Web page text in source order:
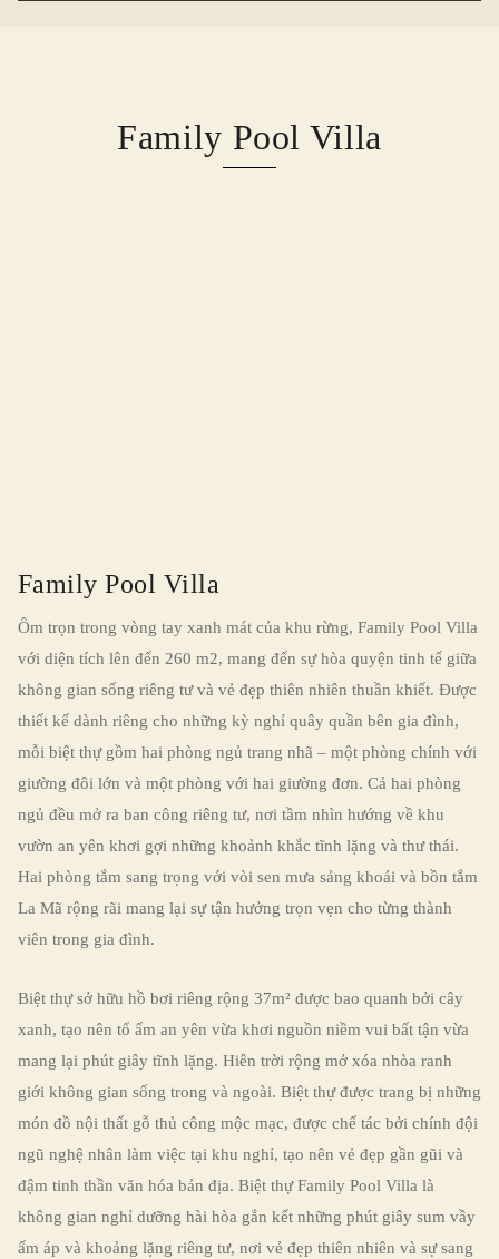
Family Pool Villa
Family Pool Villa
Ôm trọn trong vòng tay xanh mát của khu rừng, Family Pool Villa
với diện tích lên đến 260 m2, mang đến sự hòa quyện tinh tế giữa
không gian sống riêng tư và vẻ đẹp thiên nhiên thuần khiết. Được
thiết kế dành riêng cho những kỳ nghỉ quây quần bên gia đình,
mỗi biệt thự gồm hai phòng ngủ trang nhã – một phòng chính với
giường đôi lớn và một phòng với hai giường đơn. Cả hai phòng
ngủ đều mở ra ban công riêng tư, nơi tầm nhìn hướng về khu
vườn an yên khơi gợi những khoảnh khắc tĩnh lặng và thư thái.
Hai phòng tắm sang trọng với vòi sen mưa sảng khoái và bồn tắm
La Mã rộng rãi mang lại sự tận hưởng trọn vẹn cho từng thành
viên trong gia đình.
Biệt thự sở hữu hồ bơi riêng rộng 37m² được bao quanh bởi cây
xanh, tạo nên tổ ấm an yên vừa khơi nguồn niềm vui bất tận vừa
mang lại phút giây tĩnh lặng. Hiên trời rộng mở xóa nhòa ranh
giới không gian sống trong và ngoài. Biệt thự được trang bị những
món đồ nội thất gỗ thủ công mộc mạc, được chế tác bởi chính đội
ngũ nghệ nhân làm việc tại khu nghỉ, tạo nên vẻ đẹp gần gũi và
đậm tinh thần văn hóa bản địa. Biệt thự Family Pool Villa là
không gian nghỉ dưỡng hài hòa gắn kết những phút giây sum vầy
ấm áp và khoảng lặng riêng tư, nơi vẻ đẹp thiên nhiên và sự sang